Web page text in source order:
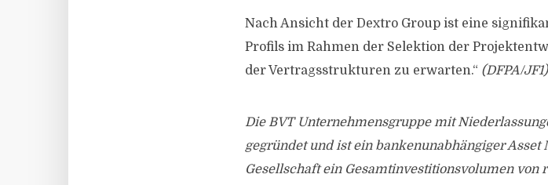
Nach Ansicht der Dextro Group ist eine
Profils im Rahmen der Selektion der
der Vertragsstrukturen zu erwarten.“ (DFPA/JF1)
Die BVT Unternehmensgruppe mit
gegründet und ist ein bankenunabhängiger
Gesellschaft ein Gesamtinvestitionsvolumen